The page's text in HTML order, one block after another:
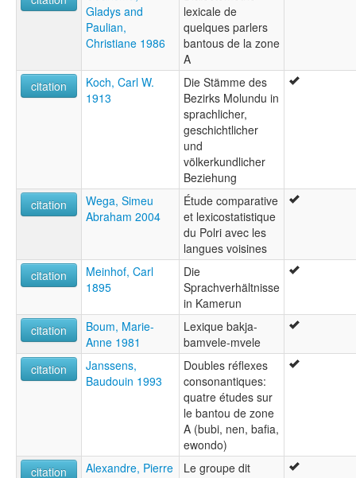
Gladys and
Paulian,
Christiane 1986
lexicale de
quelques parlers
bantous de la zone
A
citation
Koch, Carl W.
1913
Die Stämme des
Bezirks Molundu in
sprachlicher,
geschichtlicher
und
völkerkundlicher
Beziehung
citation
Wega, Simeu
Abraham 2004
Étude comparative
et lexicostatistique
du Polri avec les
langues voisines
citation
Meinhof, Carl
1895
Die
Sprachverhältnisse
in Kamerun
citation
Boum, Marie-
Anne 1981
Lexique bakja-
bamvele-mvele
citation
Janssens,
Baudouin 1993
Doubles réflexes
consonantiques:
quatre études sur
le bantou de zone
A (bubi, nen, bafia,
ewondo)
citation
Alexandre, Pierre
Le groupe dit